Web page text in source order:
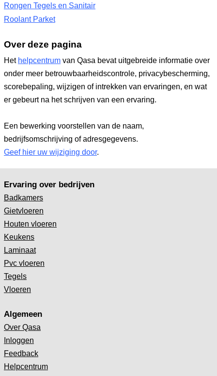
Rongen Tegels en Sanitair
Roolant Parket
Over deze pagina
Het helpcentrum van Qasa bevat uitgebreide informatie over
onder meer betrouwbaarheidscontrole, privacybescherming,
scorebepaling, wijzigen of intrekken van ervaringen, en wat
er gebeurt na het schrijven van een ervaring.
Een bewerking voorstellen van de naam,
bedrijfsomschrijving of adresgegevens.
Geef hier uw wijziging door.
Ervaring over bedrijven
Badkamers
Gietvloeren
Houten vloeren
Keukens
Laminaat
Pvc vloeren
Tegels
Vloeren
Algemeen
Over Qasa
Inloggen
Feedback
Helpcentrum